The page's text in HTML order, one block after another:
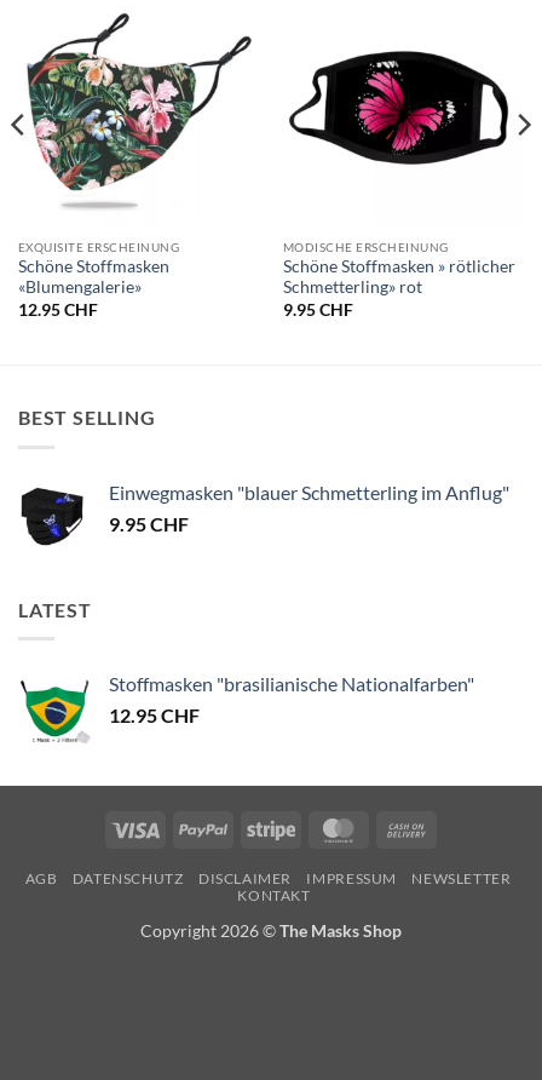
EXQUISITE ERSCHEINUNG
Schöne Stoffmasken
«Blumengalerie»
12.95CHF
MODISCHE ERSCHEINUNG
Schöne Stoffmasken » rötlicher
Schmetterling» rot
9.95CHF
BEST SELLING
Einwegmasken "blauer Schmetterling im Anflug"
9.95CHF
LATEST
Stoffmasken "brasilianische Nationalfarben"
12.95CHF
Visa PayPal Stripe MasterCard
Delivery
AGB DATENSCHUTZ DISCLAIMER IMPRESSUM
NEWSLETTER
KONTAKT
Copyright 2026 ©The Masks Shop